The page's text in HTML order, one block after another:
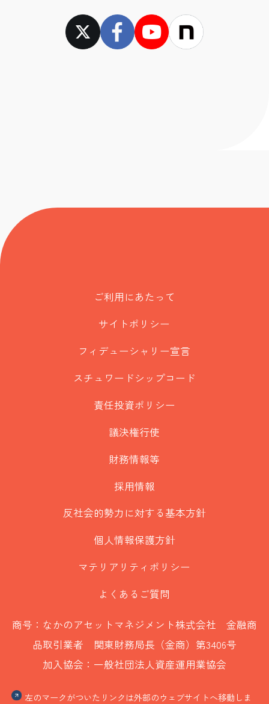
ご利用にあたって
サイトポリシー
フィデューシャリー宣言
スチュワードシップコード
責任投資ポリシー
議決権行使
財務情報等
採用情報
反社会的勢力に対する基本方針
個人情報保護方針
マテリアリティポリシー
よくあるご質問
商号：なかのアセットマネジメント株式会社 金融商
品取引業者 関東財務局長（金商）第3406号
加入協会：一般社団法人資産運用業協会
左のマークがついたリンクは外部のウェブサイトへ移動しま